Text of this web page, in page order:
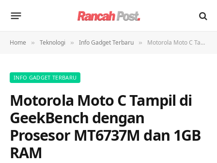
Home » Teknologi » Info Gadget Terbaru » Motorola Moto C Tampil di GeekBench dengan Prosesor MT6737M dan 1GB RAM
INFO GADGET TERBARU
Motorola Moto C Tampil di
GeekBench dengan
Prosesor MT6737M dan 1GB
RAM